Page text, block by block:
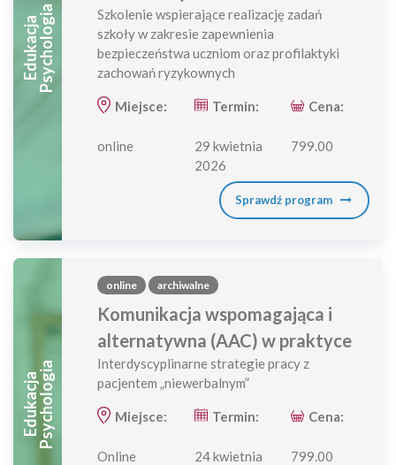
E
D
U
K
A
C
J
A
P
S
Y
C
H
O
L
O
G
IA
Szkolenie wspierające realizację zadań
szkoły w zakresie zapewnienia
bezpieczeństwa uczniom oraz profilaktyki
zachowań ryzykownych
Miejsce: Termin: Cena:
online
29 kwietnia
2026
799.00
Sprawdź program
E
D
U
K
A
C
J
A
P
S
Y
C
H
O
L
O
G
IA
online archiwalne
Komunikacja wspomagająca i
alternatywna (AAC) w praktyce
Interdyscyplinarne strategie pracy z
pacjentem „niewerbalnym”
Miejsce: Termin: Cena:
Online
24 kwietnia
799.00